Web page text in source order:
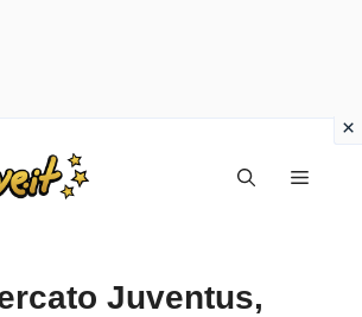
Menu
Juventus,